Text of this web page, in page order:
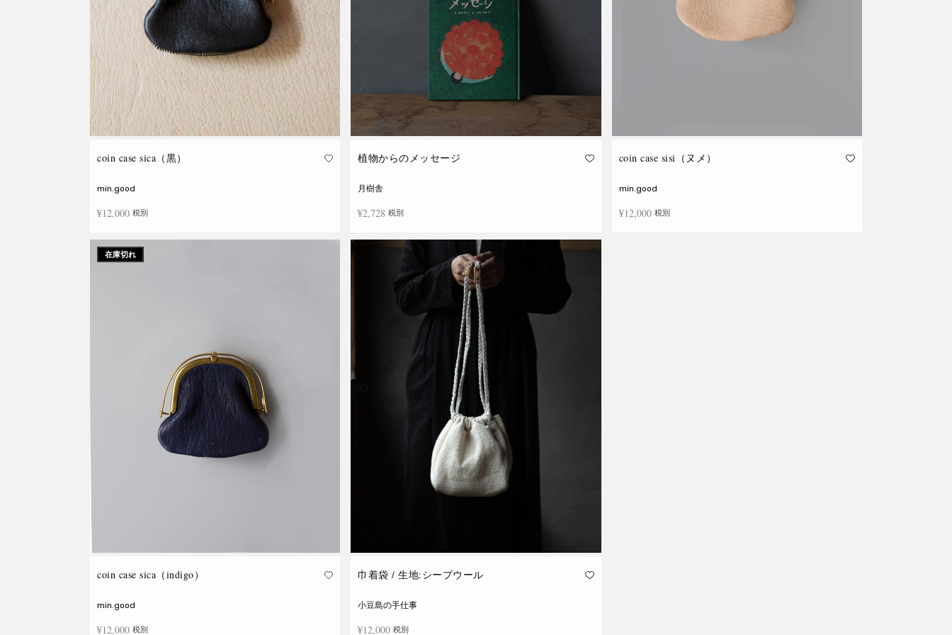
coin case sica（黒）
min.good
¥12,000 税別
続きを読む
植物からのメッセージ
月樹舎
¥2,728 税別
お買い物カゴに追加
coin case sisi（ヌメ）
min.good
¥12,000 税別
在庫切れ
coin case sica（indigo）
min.good
¥12,000 税別
巾着袋 / 生地:シープウール
小豆島の手仕事
¥12,000 税別